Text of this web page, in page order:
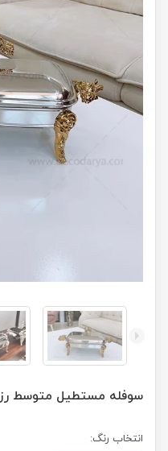
سوفله مستطیل متوسط رز
انتخاب رنگ: